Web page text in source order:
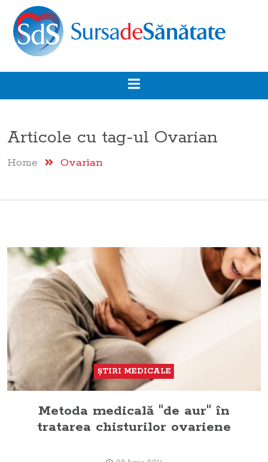
Articole cu tag-ul Ovarian
Home Ovarian
ŞTIRI MEDICALE
Metoda medicală "de aur" în
tratarea chisturilor ovariene